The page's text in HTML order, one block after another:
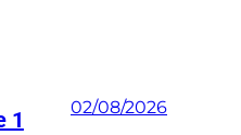
1
02/08/2026